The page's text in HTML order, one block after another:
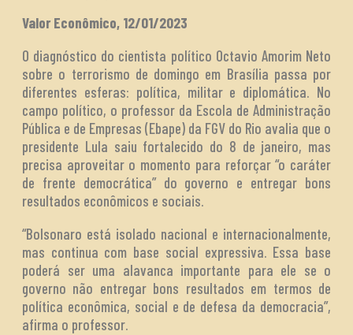
Valor Econômico, 12/01/2023
O diagnóstico do cientista político Octavio Amorim Neto
sobre o terrorismo de domingo em Brasília passa por
diferentes esferas: política, militar e diplomática. No
campo político, o professor da Escola de Administração
Pública e de Empresas (Ebape) da FGV do Rio avalia que o
presidente Lula saiu fortalecido do 8 de janeiro, mas
precisa aproveitar o momento para reforçar “o caráter
de frente democrática” do governo e entregar bons
resultados econômicos e sociais.
“Bolsonaro está isolado nacional e internacionalmente,
mas continua com base social expressiva. Essa base
poderá ser uma alavanca importante para ele se o
governo não entregar bons resultados em termos de
política econômica, social e de defesa da democracia”,
afirma o professor.